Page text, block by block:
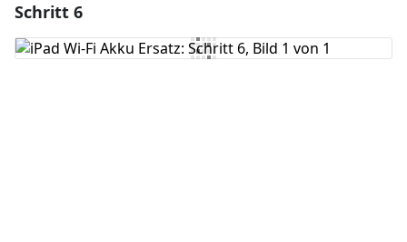
Kommentar hinzufügen
Schritt 6